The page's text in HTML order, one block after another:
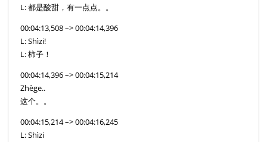
L: 都是酸甜，有一点点。。
00:04:13,508 –> 00:04:14,396
L: Shìzi!
L: 柿子！
00:04:14,396 –> 00:04:15,214
Zhège..
这个。。
00:04:15,214 –> 00:04:16,245
L: Shìzi